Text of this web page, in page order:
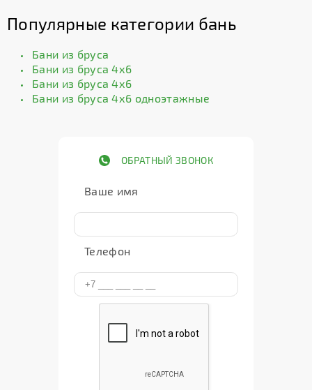
Популярные категории бань
Бани из бруса
Бани из бруса 4х6
Бани из бруса 4х6
Бани из бруса 4х6 одноэтажные
ОБРАТНЫЙ ЗВОНОК
Ваше имя
Телефон